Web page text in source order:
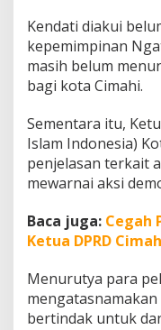
Kendati diakui
kepemimpinan
masih belum
bagi kota Cimahi.
Sementara itu,
Islam Indonesia)
penjelasan terkait
mewarnai aksi
Baca juga: Cegah
Ketua DPRD
Menurutya para
bertindak untuk